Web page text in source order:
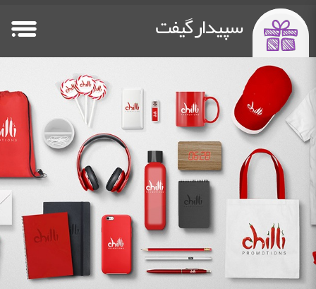
سپیدار گیفت
صفحه اصلی
HomePage
Flash Memory
پاوربانک تبلیغاتی
Power Bank
سایر هدایا
Other Gifts
خدمات چاپ
Printing
دستگاه چاپ فلت بد
Flatbed Printer
درباره ما
about us
تماس باما
Contact Us